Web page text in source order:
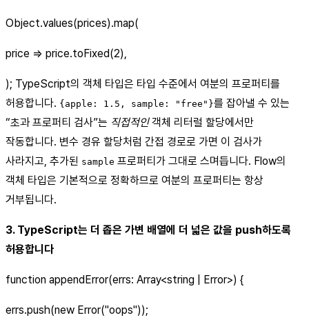
Object.values(prices).map(
price => price.toFixed(2),
); TypeScript의 객체 타입은 타입 수준에서 여분의 프로퍼티를
허용합니다. {apple: 1.5, sample: "free"}를 잡아낼 수 있는
“초과 프로퍼티 검사”는 직접적인객체 리터럴 할당에서만
작동합니다. 변수 경유 할당처럼 간접 경로로 가면 이 검사가
사라지고, 추가된 sample 프로퍼티가 그대로 스며듭니다. Flow의
객체 타입은 기본적으로 정확하므로 여분의 프로퍼티는 항상
거부됩니다.
3. TypeScript는 더 좁은 가변 배열에 더 넓은 값을 push하도록
허용합니다
function appendError(errs: Array<string | Error>) {
errs.push(new Error("oops"));